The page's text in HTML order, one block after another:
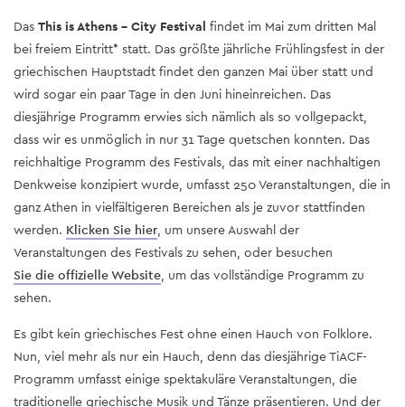
Das This is Athens - City Festival findet im Mai zum dritten Mal
bei freiem Eintritt* statt. Das größte jährliche Frühlingsfest in der
griechischen Hauptstadt findet den ganzen Mai über statt und
wird sogar ein paar Tage in den Juni hineinreichen. Das
diesjährige Programm erwies sich nämlich als so vollgepackt,
dass wir es unmöglich in nur 31 Tage quetschen konnten. Das
reichhaltige Programm des Festivals, das mit einer nachhaltigen
Denkweise konzipiert wurde, umfasst 250 Veranstaltungen, die in
ganz Athen in vielfältigeren Bereichen als je zuvor stattfinden
werden. Klicken Sie hier, um unsere Auswahl der
Veranstaltungen des Festivals zu sehen, oder besuchen
Sie die offizielle Website, um das vollständige Programm zu
sehen.
Es gibt kein griechisches Fest ohne einen Hauch von Folklore.
Nun, viel mehr als nur ein Hauch, denn das diesjährige TiACF-
Programm umfasst einige spektakuläre Veranstaltungen, die
traditionelle griechische Musik und Tänze präsentieren. Und der